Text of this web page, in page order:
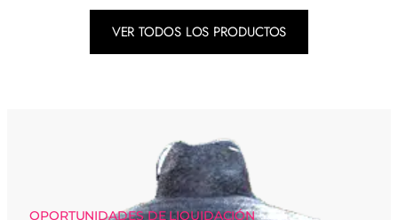
VER TODOS LOS PRODUCTOS
OPORTUNIDADES DE LIQUIDACIÓN